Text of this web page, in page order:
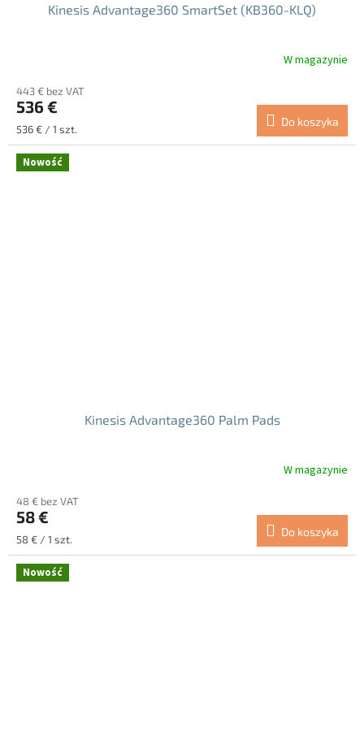
Kinesis Advantage360 SmartSet (KB360-KLQ)
produktu
wynosi
5.0
na
5
gwiazdek.
W magazynie
443 € bez VAT
536 €
Cena
jednostkowa:
536 € / 1 szt.
Do koszyka
Nowość
Kinesis Advantage360 Palm Pads
W magazynie
48 € bez VAT
58 €
Cena
jednostkowa:
58 € / 1 szt.
Do koszyka
Nowość